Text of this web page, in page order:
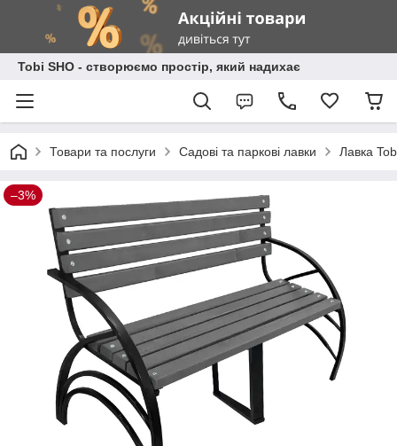
Tobi SHO - створюємо простір, який надихає
Товари та послуги Садові та паркові лавки Лавка
–3%